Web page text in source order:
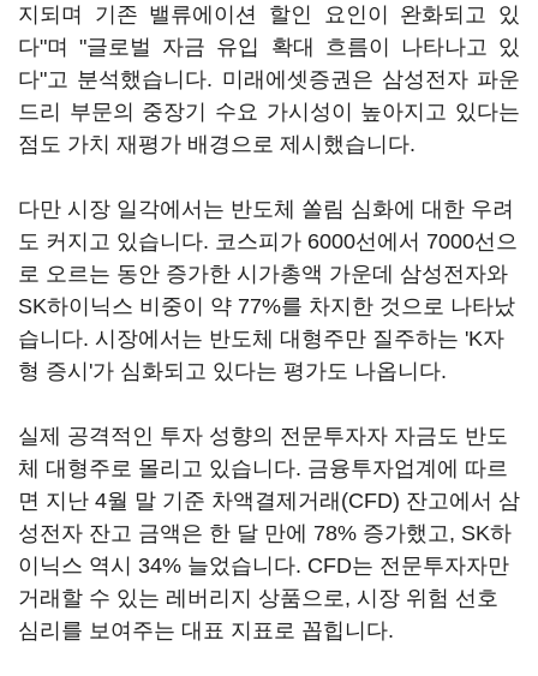
지되며 기존 밸류에이션 할인 요인이 완화되고 있
다"며 "글로벌 자금 유입 확대 흐름이 나타나고 있
다"고 분석했습니다. 미래에셋증권은 삼성전자 파운
드리 부문의 중장기 수요 가시성이 높아지고 있다는
점도 가치 재평가 배경으로 제시했습니다.
다만 시장 일각에서는 반도체 쏠림 심화에 대한 우려
도 커지고 있습니다. 코스피가 6000선에서 7000선으
로 오르는 동안 증가한 시가총액 가운데 삼성전자와
SK하이닉스 비중이 약 77%를 차지한 것으로 나타났
습니다. 시장에서는 반도체 대형주만 질주하는 'K자
형 증시'가 심화되고 있다는 평가도 나옵니다.
실제 공격적인 투자 성향의 전문투자자 자금도 반도
체 대형주로 몰리고 있습니다. 금융투자업계에 따르
면 지난 4월 말 기준 차액결제거래(CFD) 잔고에서 삼
성전자 잔고 금액은 한 달 만에 78% 증가했고, SK하
이닉스 역시 34% 늘었습니다. CFD는 전문투자자만
거래할 수 있는 레버리지 상품으로, 시장 위험 선호
심리를 보여주는 대표 지표로 꼽힙니다.